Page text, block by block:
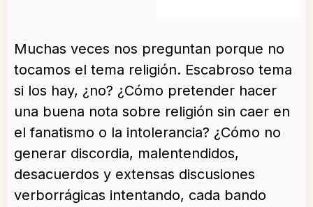
Muchas veces nos preguntan porque no
tocamos el tema religión. Escabroso tema
si los hay, ¿no? ¿Cómo pretender hacer
una buena nota sobre religión sin caer en
el fanatismo o la intolerancia? ¿Cómo no
generar discordia, malentendidos,
desacuerdos y extensas discusiones
verborrágicas intentando, cada bando